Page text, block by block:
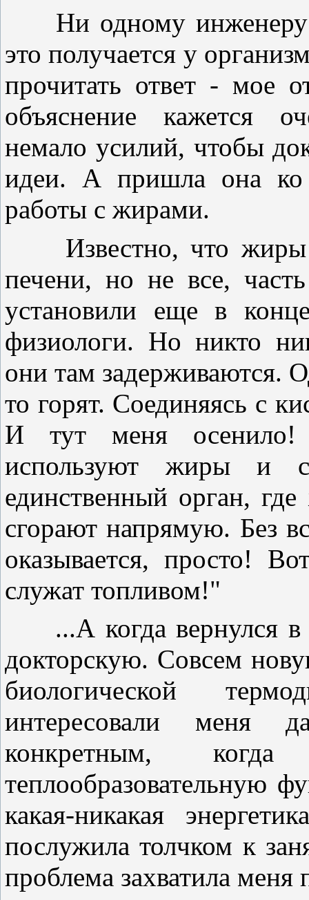
Ни одному инженеру
это получается у
прочитать ответ - мое
объяснение кажется
немало усилий, чтобы
идеи. А пришла она ко
работы с жирами.
Известно, что жиры в
печени, но не все,
установили еще в
физиологи. Но никто
они там
то горят. Соединяясь с
И тут меня осенило!
используют жиры и
единственный орган,
сгорают напрямую. Без
оказывается, просто!
служат топливом!"
...А когда вернулся в
докторскую. Совсем
биологической
интересовали меня
конкретным,
теплообразовательную
какая-никакая
послужила толчком к
проблема захватила меня